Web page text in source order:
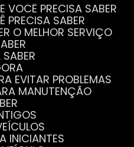
VOCÊ PRECISA SABER
PRECISA SABER
O MELHOR SERVIÇO
EVITAR PROBLEMAS
MANUTENÇÃO
INICIANTES